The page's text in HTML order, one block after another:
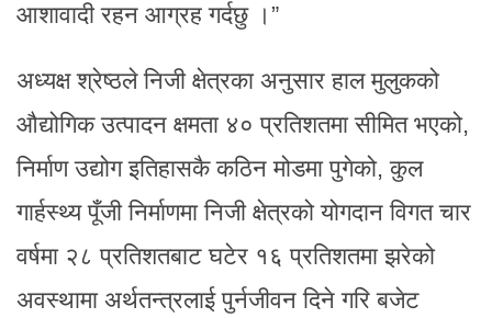
आशावादी रहन आग्रह गर्दछु ।”
अध्यक्ष श्रेष्ठले निजी क्षेत्रका अनुसार हाल मुलुकको
औद्योगिक उत्पादन क्षमता ४० प्रतिशतमा सीमित भएको,
निर्माण उद्योग इतिहासकै कठिन मोडमा पुगेको, कुल
गार्हस्थ्य पूँजी निर्माणमा निजी क्षेत्रको योगदान विगत चार
वर्षमा २८ प्रतिशतबाट घटेर १६ प्रतिशतमा झरेको
अवस्थामा अर्थतन्त्रलाई पुर्नजीवन दिने गरि बजेट